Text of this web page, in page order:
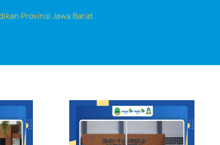
Provinsi Jawa Barat